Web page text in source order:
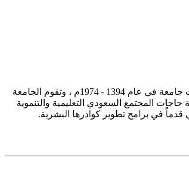
تأسست جامعة الإمام محمد بن سعود الإسلامية ممثلة في كلية الشريعة في سنة 1373هـ 1953م، وتطورت منذ ذلك الحين بصورة جذرية حتى أصبحت جامعة في عام 1394 - 1974م ، وتقوم الجامعة
المجتمع السعودي التعليمية والتنموية
قدماً في برامج تطوير كوادرها البشرية.